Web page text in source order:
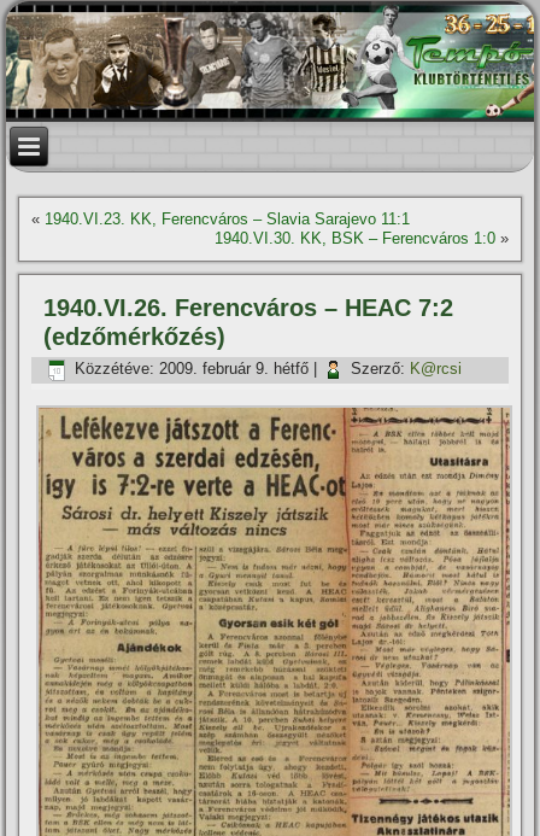
« 1940.VI.23. KK, Ferencváros – Slavia Sarajevo 11:1
1940.VI.30. KK, BSK – Ferencváros 1:0»
1940.VI.26. Ferencváros – HEAC 7:2
(edzőmérkőzés)
Közzétéve: 2009. február 9. hétfő Szerző: K@rcsi